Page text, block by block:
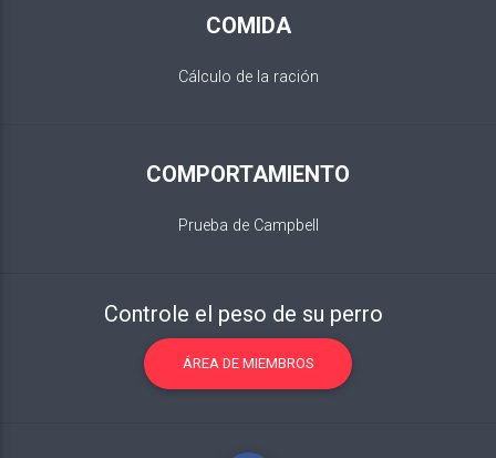
COMIDA
Cálculo de la ración
COMPORTAMIENTO
Prueba de Campbell
Controle el peso de su perro
ÁREA DE MIEMBROS